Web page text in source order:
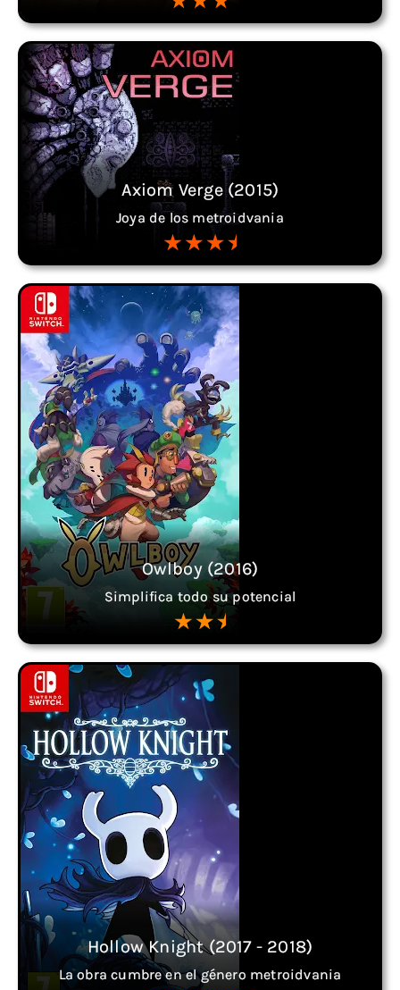
Axiom Verge (2015)
Joya de los metroidvania
Owlboy (2016)
Simplifica todo su potencial
Hollow Knight (2017 - 2018)
La obra cumbre en el género metroidvania